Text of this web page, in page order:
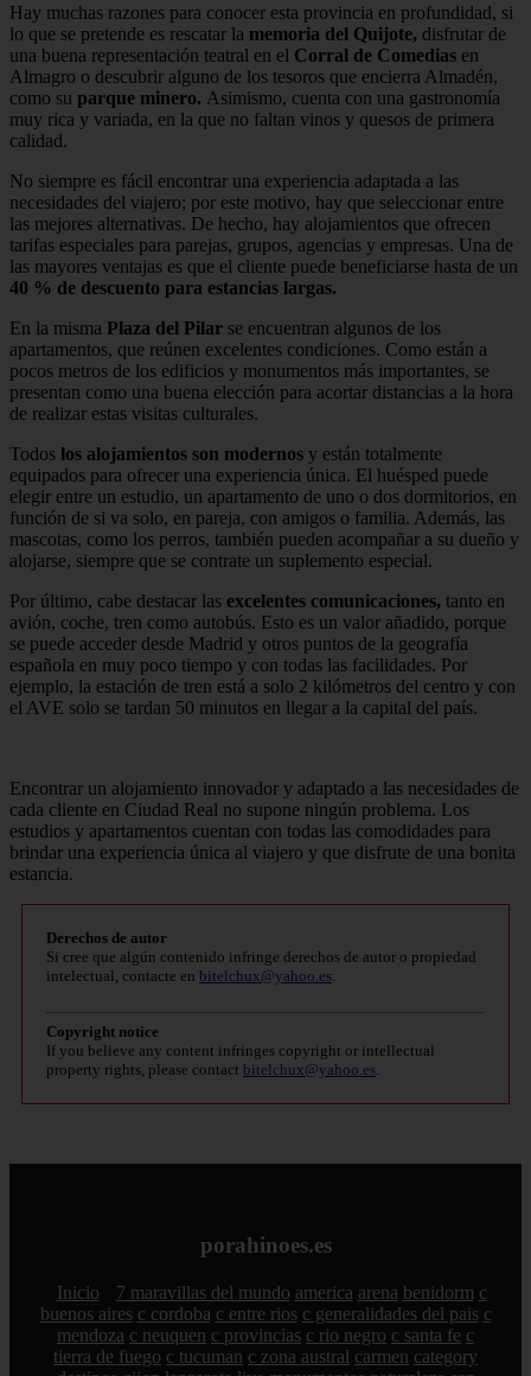
Hay muchas razones para conocer esta provincia en profundidad, si
lo que se pretende es rescatar la memoria del Quijote, disfrutar de
una buena representación teatral en el Corral de Comedias en
Almagro o descubrir alguno de los tesoros que encierra Almadén,
como su parque minero. Asimismo, cuenta con una gastronomía
muy rica y variada, en la que no faltan vinos y quesos de primera
calidad.
No siempre es fácil encontrar una experiencia adaptada a las
necesidades del viajero; por este motivo, hay que seleccionar entre
las mejores alternativas. De hecho, hay alojamientos que ofrecen
tarifas especiales para parejas, grupos, agencias y empresas. Una de
las mayores ventajas es que el cliente puede beneficiarse hasta de un
40 % de descuento para estancias largas.
En la misma Plaza del Pilar se encuentran algunos de los
apartamentos, que reúnen excelentes condiciones. Como están a
pocos metros de los edificios y monumentos más importantes, se
presentan como una buena elección para acortar distancias a la hora
de realizar estas visitas culturales.
Todos los alojamientos son modernos y están totalmente
equipados para ofrecer una experiencia única. El huésped puede
elegir entre un estudio, un apartamento de uno o dos dormitorios, en
función de si va solo, en pareja, con amigos o familia. Además, las
mascotas, como los perros, también pueden acompañar a su dueño y
alojarse, siempre que se contrate un suplemento especial.
Por último, cabe destacar las excelentes comunicaciones, tanto en
avión, coche, tren como autobús. Esto es un valor añadido, porque
se puede acceder desde Madrid y otros puntos de la geografía
española en muy poco tiempo y con todas las facilidades. Por
ejemplo, la estación de tren está a solo 2 kilómetros del centro y con
el AVE solo se tardan 50 minutos en llegar a la capital del país.
Encontrar un alojamiento innovador y adaptado a las necesidades de
cada cliente en Ciudad Real no supone ningún problema. Los
estudios y apartamentos cuentan con todas las comodidades para
brindar una experiencia única al viajero y que disfrute de una bonita
estancia.
Derechos de autor
Si cree que algún contenido infringe derechos de autor o propiedad
intelectual, contacte en bitelchux@yahoo.es
Copyright notice
If you believe any content infringes copyright or intellectual
property rights, please contact bitelchux@yahoo.es
porahinoes.es
Inicio 7 maravillas del mundo america arena benidorm c
buenos aires c cordoba c entre rios c generalidades del pais c
mendoza c neuquen c provincias c rio negro c santa fe c
tierra de fuego c tucuman c zona austral carmen category